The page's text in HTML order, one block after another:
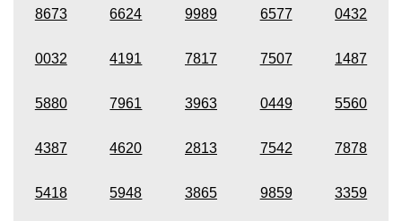
8673 6624 9989 6577 0432
0032 4191 7817 7507 1487
5880 7961 3963 0449 5560
4387 4620 2813 7542 7878
5418 5948 3865 9859 3359